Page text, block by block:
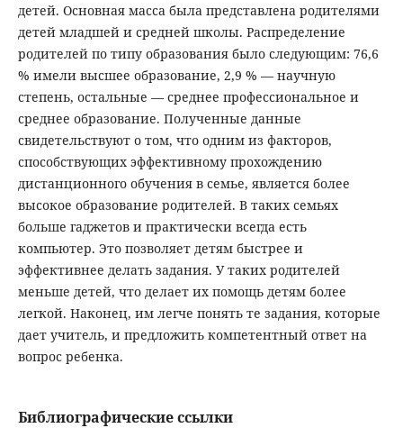
детей. Основная масса была представлена родителями
детей младшей и средней школы. Распределение
родителей по типу образования было следующим: 76,6
% имели высшее образование, 2,9 % — научную
степень, остальные — среднее профессиональное и
среднее образование. Полученные данные
свидетельствуют о том, что одним из факторов,
способствующих эффективному прохождению
дистанционного обучения в семье, является более
высокое образование родителей. В таких семьях
больше гаджетов и практически всегда есть
компьютер. Это позволяет детям быстрее и
эффективнее делать задания. У таких родителей
меньше детей, что делает их помощь детям более
легкой. Наконец, им легче понять те задания, которые
дает учитель, и предложить компетентный ответ на
вопрос ребенка.
Библиографические ссылки